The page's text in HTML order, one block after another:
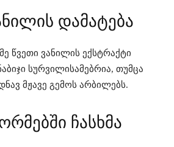
დამატება
წვეთი ვანილის ექსტრაქტი
სურვილისამებრია, თუმცა
მჟავე გემოს არბილებს.
ჩასხმა